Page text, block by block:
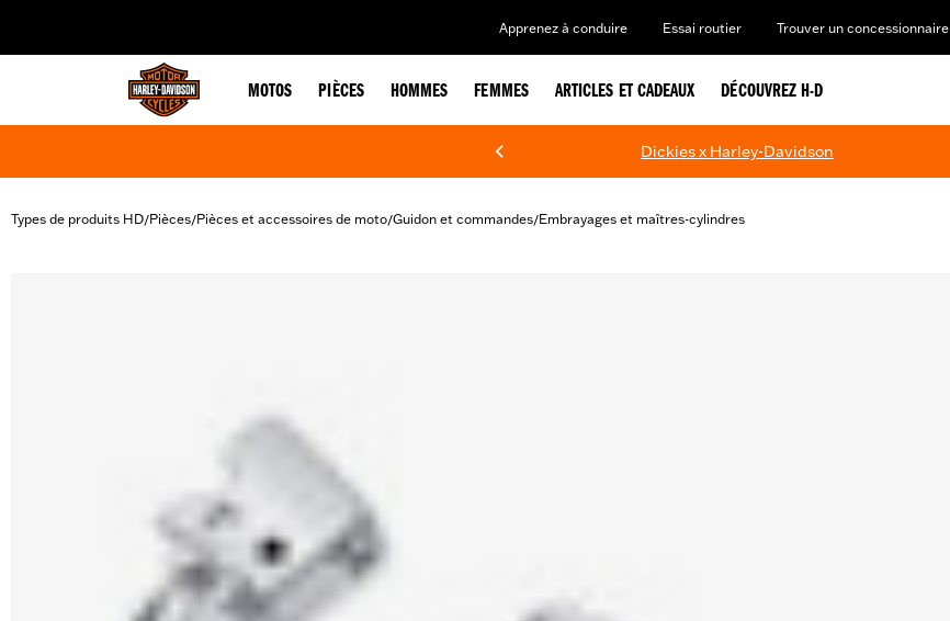
Apprenez à conduire Essai routier Trouver un concessionnaire
MOTOS PIÈCES HOMMES FEMMES ARTICLES ET CADEAUX DÉCOUVREZ H-D
Dickies x Harley-Davidson
Types de produits HD/Pièces/Pièces et accessoires de moto/Guidon et commandes/Embrayages et maîtres-cylindres